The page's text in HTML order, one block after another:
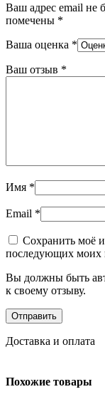
Ваш адрес email не
помечены *
Ваша оценка *
Ваш отзыв *
Имя *
Email *
Сохранить моё
последующих моих
Вы должны быть
к своему отзыву.
Доставка и оплата
Похожие товары